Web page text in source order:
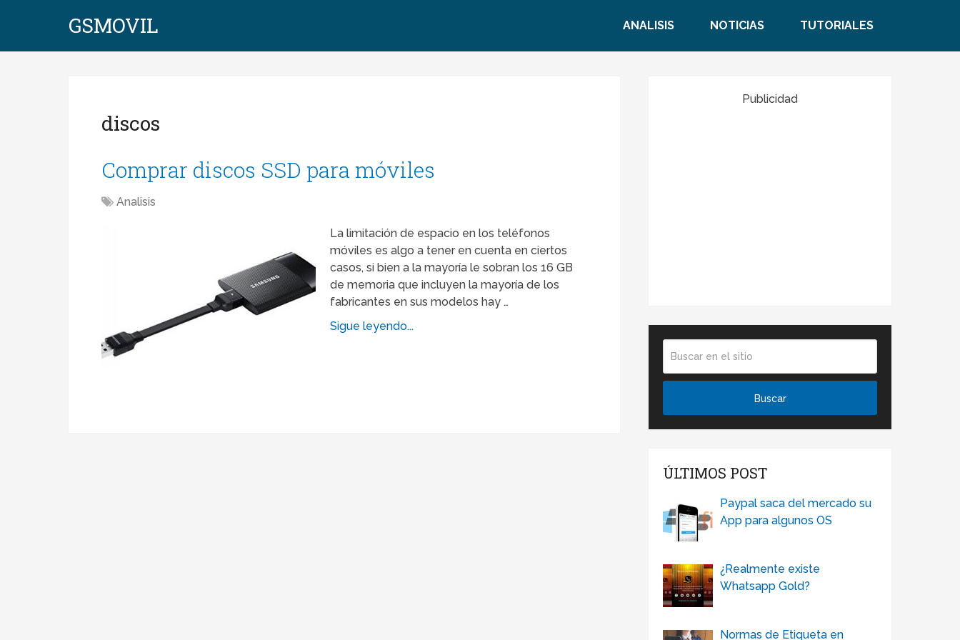
GSMOVIL ANALISIS NOTICIAS TUTORIALES
discos
Comprar discos SSD para móviles
Analisis
La limitación de espacio en los teléfonos
móviles es algo a tener en cuenta en ciertos
casos, si bien a la mayoría le sobran los 16 GB
de memoria que incluyen la mayoría de los
fabricantes en sus modelos hay …
Sigue leyendo...
Publicidad
ÚLTIMOS POST
Paypal saca del mercado su
App para algunos OS
¿Realmente existe
Whatsapp Gold?
Normas de Etiqueta en